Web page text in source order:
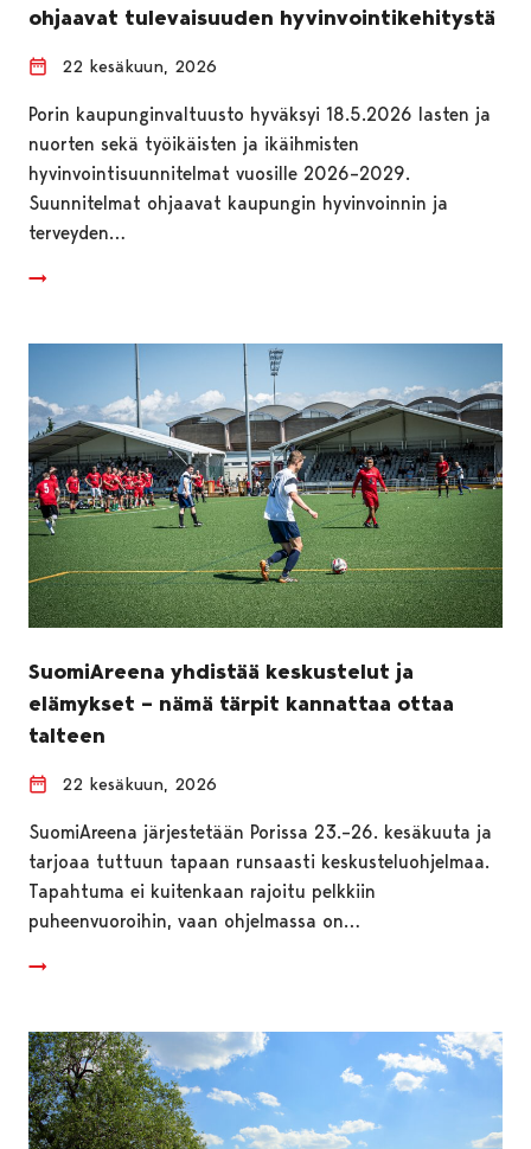
ohjaavat tulevaisuuden hyvinvointikehitystä
22 kesäkuun, 2026
Porin kaupunginvaltuusto hyväksyi 18.5.2026 lasten ja
nuorten sekä työikäisten ja ikäihmisten
hyvinvointisuunnitelmat vuosille 2026–2029.
Suunnitelmat ohjaavat kaupungin hyvinvoinnin ja
terveyden…
SuomiAreena yhdistää keskustelut ja
elämykset – nämä tärpit kannattaa ottaa
talteen
22 kesäkuun, 2026
SuomiAreena järjestetään Porissa 23.–26. kesäkuuta ja
tarjoaa tuttuun tapaan runsaasti keskusteluohjelmaa.
Tapahtuma ei kuitenkaan rajoitu pelkkiin
puheenvuoroihin, vaan ohjelmassa on…